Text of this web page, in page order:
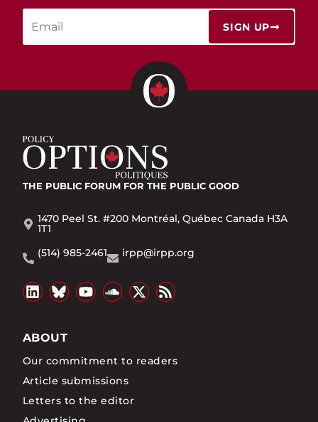
SIGN UP
THE PUBLIC FORUM FOR THE PUBLIC GOOD
1470 Peel St. #200 Montréal, Québec Canada H3A
1T1
(514) 985-2461
irpp@irpp.org
ABOUT
Our commitment to readers
Article submissions
Letters to the editor